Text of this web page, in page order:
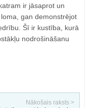
ir jāsaprot un
gan demonstrējot
Šī ir kustība, kurā
nodrošināšanu
Nākošais raksts >